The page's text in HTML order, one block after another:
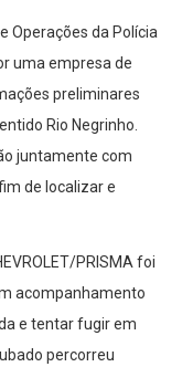
Operações da Polícia
uma empresa de
preliminares
Rio Negrinho.
juntamente com
de localizar e
PRISMA foi
acompanhamento
e tentar fugir em
percorreu